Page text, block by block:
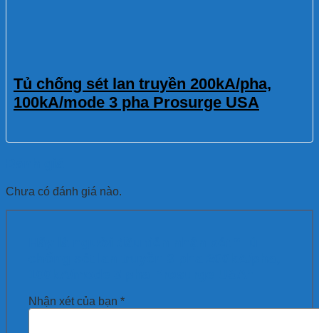
Tủ chống sét lan truyền 200kA/pha,
100kA/mode 3 pha Prosurge USA
Chưa có đánh giá nào.
Nhận xét của bạn *